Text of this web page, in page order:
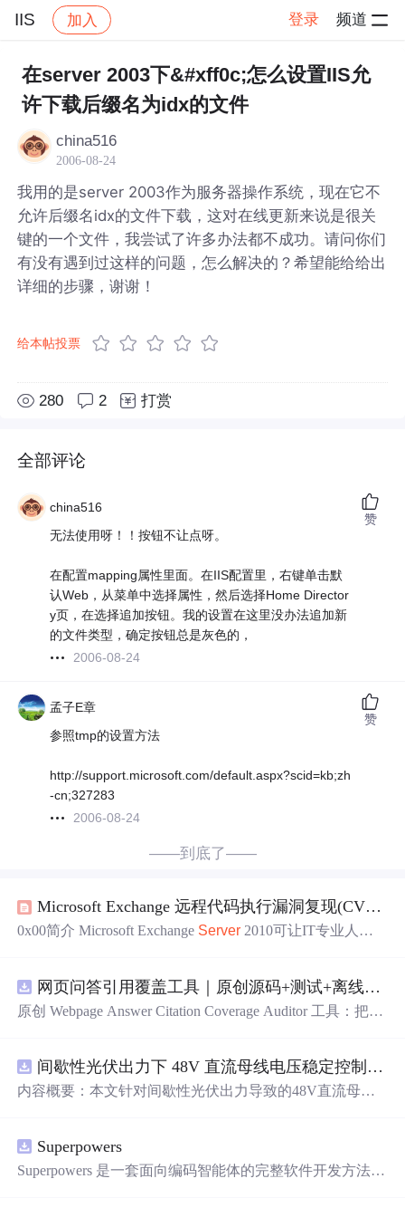
IIS 加入 登录 频道
社区 帖子详情
在server 2003下&#xff0c;怎么设置IIS允
许下载后缀名为idx的文件
china516
2006-08-24
我用的是server 2003作为服务器操作系统，现在它不
允许后缀名idx的文件下载，这对在线更新来说是很关
键的一个文件，我尝试了许多办法都不成功。请问你们
有没有遇到过这样的问题，怎么解决的？希望能给给出
详细的步骤，谢谢！
给本帖投票
280 2 打赏
全部评论
china516
无法使用呀！！按钮不让点呀。
在配置mapping属性里面。在IIS配置里，右键单击默
认Web，从菜单中选择属性，然后选择Home Director
y页，在选择追加按钮。我的设置在这里没办法追加新
的文件类型，确定按钮总是灰色的，
2006-08-24
赞
孟子E章
参照tmp的设置方法
http://support.microsoft.com/default.aspx?scid=kb;zh
-cn;327283
2006-08-24
赞
——到底了——
Microsoft Exchange 远程代码执行漏洞复现(CVE-2020-17144)
0x00简介 Microsoft Exchange Server 2010可让IT专业人士
可让您根据自己公司的独特需求灵活地进行部署，并通过
一种简化方式帮助您的用户不间断地使用电子邮件。 从任
通信工具（电子邮件、语音邮件、即时消息，等等），从
而完成更多工作。
网页问答引用覆盖工具｜原创源码+测试+离线报告
原创 Webpage Answer Citation Coverage Auditor 工具：把网
L/SVG报告、测试与示例。压缩包包含完整源码、3项自动
化测试、可复现示例、HTML/JSON/SVG离线报告、1080×
复核；Node.js 18+可直接运行，零第三方运行依赖。
间歇性光伏出力下 48V 直流母线电压稳定控制及储能双向充放电闭环调控体系研究（Simulink仿真实现）
内容概要：本文针对间歇性光伏出力导致的48V直流母线
电压稳定控制。通过Simulink搭建包含光伏阵列、Boost DC
-DC变换器、负载、双向DC-DC变换器及锂离子电池的完
Superpowers
Superpowers 是一套面向编码智能体的完整软件开发方法，